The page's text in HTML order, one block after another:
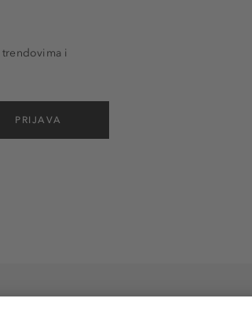
i
PRIJAVA